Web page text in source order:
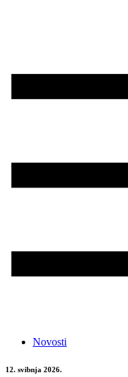
Novosti
12. svibnja 2026.